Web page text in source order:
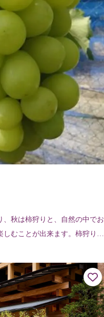
秋は柿狩りと、自然の中でお
しむことが出来ます。柿狩り、
る。筍...